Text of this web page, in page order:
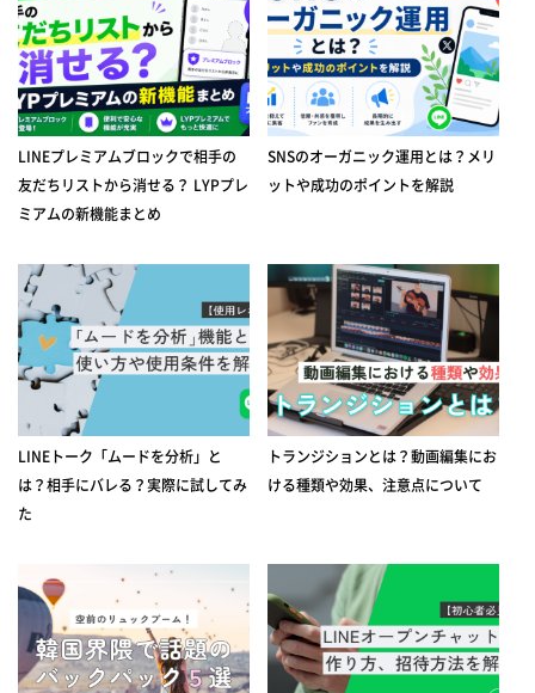
LINEプレミアムブロックで相手の
友だちリストから消せる？ LYPプレ
ミアムの新機能まとめ
SNSのオーガニック運用とは？メリ
ットや成功のポイントを解説
LINEトーク「ムードを分析」と
は？相手にバレる？実際に試してみ
た
トランジションとは？動画編集にお
ける種類や効果、注意点について